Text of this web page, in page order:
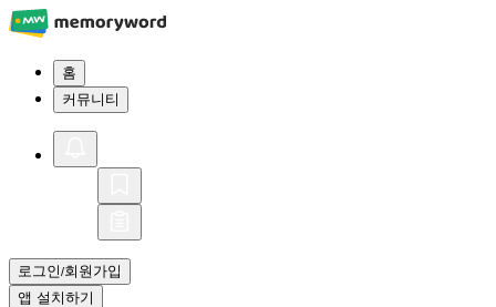
홈
커뮤니티
로그인/회원가입
앱 설치하기